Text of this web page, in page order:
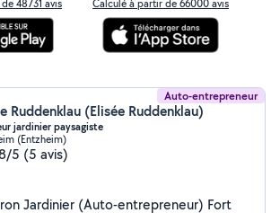
48731 avis Calculé à partir de 66000 avis
Auto-entrepreneur
Ruddenklau (Elisée Ruddenklau)
jardinier paysagiste
(Entzheim)
5 (5 avis)